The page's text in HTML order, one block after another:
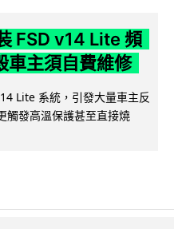
FSD v14 Lite 頻
車主須自費維修
Lite 系統，引發大量車主反
觸發高溫保護甚至直接燒